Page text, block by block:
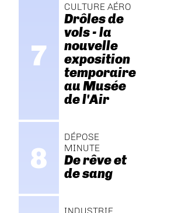
CULTURE AÉRO
Drôles de
vols - la
nouvelle
exposition
temporaire
au Musée
de l'Air
DÉPOSE
MINUTE
De rêve et
de sang